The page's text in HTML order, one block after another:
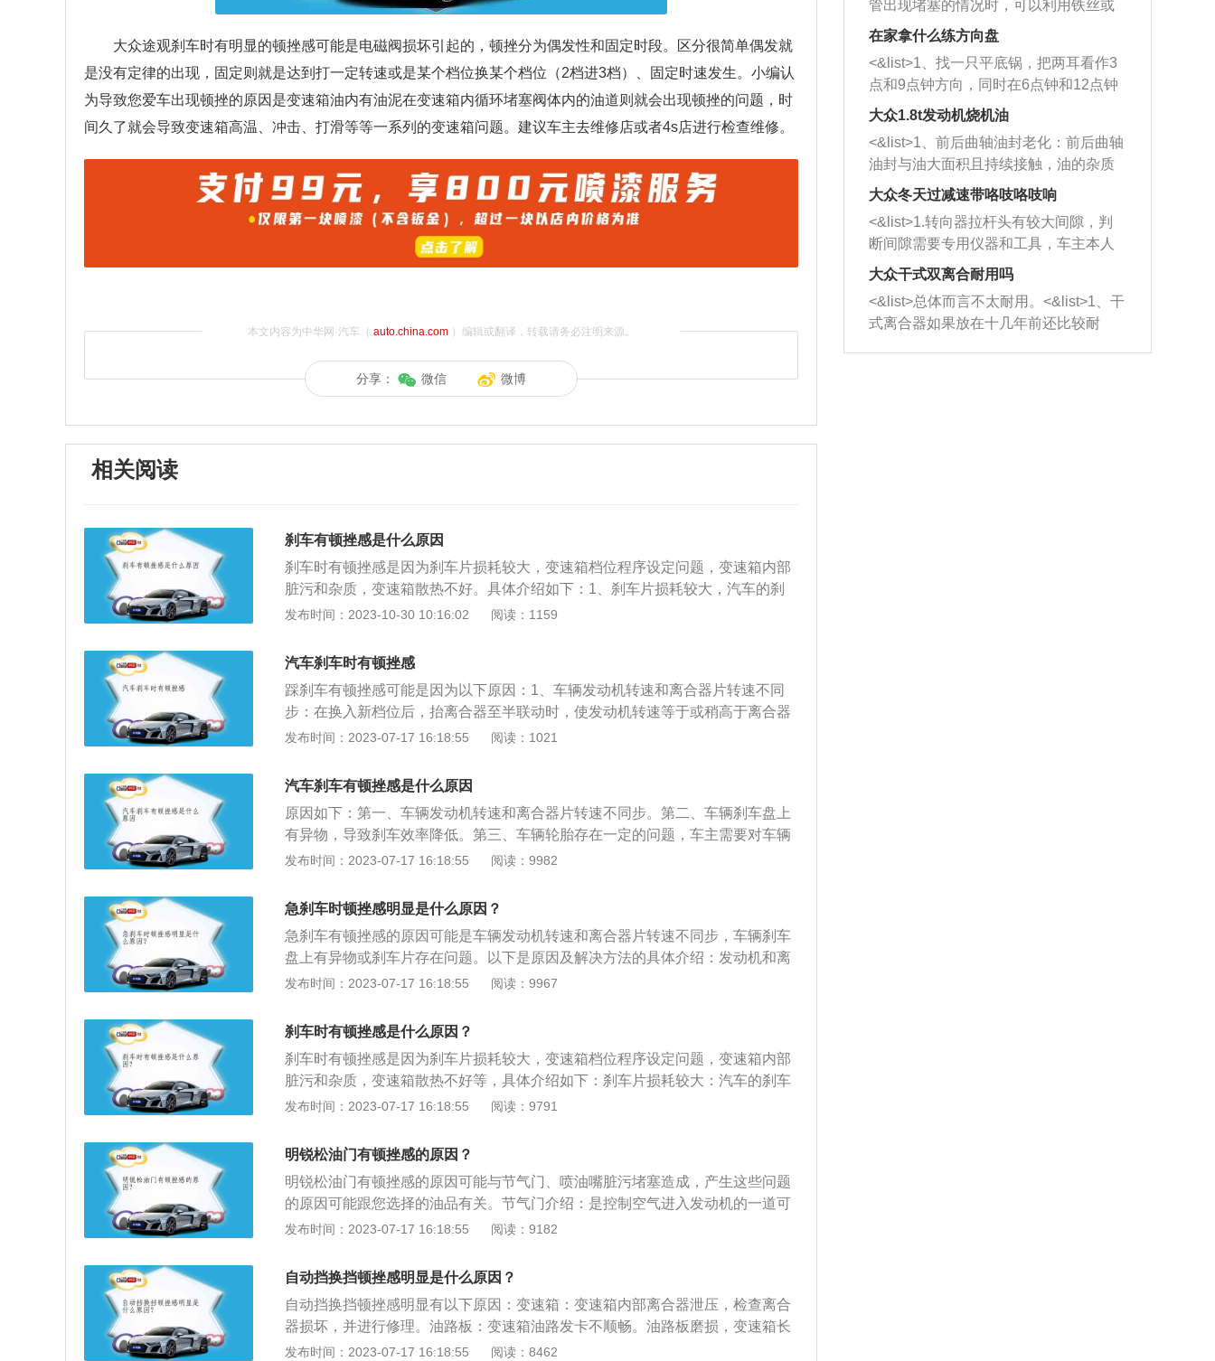
大众途观刹车时有明显的顿挫感可能是电磁阀损坏引起的，顿挫分为偶发性和固定时段。区分很简单偶发就
是没有定律的出现，固定则就是达到打一定转速或是某个档位换某个档位（2档进3档）、固定时速发生。小编认
为导致您爱车出现顿挫的原因是变速箱油内有油泥在变速箱内循环堵塞阀体内的油道则就会出现顿挫的问题，时
间久了就会导致变速箱高温、冲击、打滑等等一系列的变速箱问题。建议车主去维修店或者4s店进行检查维修。
本文内容为中华网·汽车（ auto.china.com）编辑或翻译，转载请务必注明来源。
分享： 微信 微博
相关阅读
刹车有顿挫感是什么原因
刹车时有顿挫感是因为刹车片损耗较大，变速箱档位程序设定问题，变速箱内部
脏污和杂质，变速箱散热不好。具体介绍如下：1、刹车片损耗较大，汽车的刹
车片损耗较大或者老化的导致刹车时有顿挫感；解决办法：应及时更换刹车片。
的错误，一般情况下需要设定一下程序；解决办法：需要重新编程设置变速箱电
脑系统。3、变速箱内部脏污和杂质，内部脏污或杂质导致不能对变速箱油压进
行有效调节，从而造成顿挫。解决办法：到修理厂找专业人员进行清理。4、变
速箱散热不好，导致变速箱出现异常高温，从而影响变速箱油的性能。如果温度
超过120摄氏度，变速箱的橡胶密封材料会变硬，造成变速箱油渗漏，继而影响
的过程中，有很多新手车主都喜欢急刹，可能是车主对路况的分析没有那么准确
及时，急刹对于驾驶者本人来说没什么太大的感觉，但是对于车内的乘客来说，
那可是极度不适的，要是乘客不注意的话产生生命危险也是非常可能的。不过对
得车子能够很好的减速下来，从物理学的角度来说，车子是在做匀减速运动的。
是呈舒张状态的，所以就形成了前低后高的点头状态。
发布时间：2023-10-30 10:16:02 阅读：1159
汽车刹车时有顿挫感
踩刹车有顿挫感可能是因为以下原因：1、车辆发动机转速和离合器片转速不同
步：在换入新档位后，抬离合器至半联动时，使发动机转速等于或稍高于离合器
片转速，这样就可以防止换挡时顿挫了。2、车辆刹车盘上有异物导致刹车效率
则不仅会造成刹车顿挫，还会让车辆的安全性降低很多。3、车辆轮胎存在一定
的问题，车主需要对车辆进行四轮定位。4、减震器损坏。如果减震器有损害这
一种问题，同样容易在刹车时有顿挫感，需要及时的更换。5、车辆长时间行
驶。车辆在长时间行驶的时候，肯定制动的次数也会有所增加，在制动次数过长
以后就容易使刹车盘温度过高，在有急刹车或者过激刹车等情况的时候，很容易
驶，红绿灯比较多，刹车次数比较多的时候。6、刹车系统断电开关接触不良。
如果有这一种问题的话，同样会造成刹车时有顿挫感，要及时的到维修点进行检
查和维修。
发布时间：2023-07-17 16:18:55 阅读：1021
汽车刹车有顿挫感是什么原因
原因如下：第一、车辆发动机转速和离合器片转速不同步。第二、车辆刹车盘上
有异物，导致刹车效率降低。第三、车辆轮胎存在一定的问题，车主需要对车辆
进行四轮定位。刹车时的顿挫感一般来自于车辆的刹车系统。现代车辆往往使用
很强的吸水性。所以相对来说，车主需要注意刹车油本身的情况。特别是在雨雪
天气行驶之后。其次就是检查刹车盘上是否存在异物，如果发现异物，应该立刻
清除，否则不仅会造成刹车顿挫，还会让车辆的安全性降低很多。最后如果车主
使用的是手动挡，那么很有可能是此时车辆发动机转速和离合器片转速不同。解
决方法就是同时踩下离合和刹车。下列为关于刹车的更多信息：1、刹车系统主
片，刹车盘。2、abs系统：大部分汽车上基本都有abs系统，这是防抱死制动系
统。在紧急制动时，假如车轮有抱死现象，那是十分危险的情况。假如车轮抱死
了，那汽车会有打滑失控现象，此时司机既不可以调节汽车的驾驶轨迹也不一定
子车轮就不会抱死了，司机能让汽车减速，还能调节汽车驾驶轨迹躲避障碍物。
限：一般车辆的刹车盘刹车片更换极限是，刹车盘单面磨损下去3MM必须更换，
刹车片剩余3MM必须更换。刹车油建议每3年或6万公里更换一次，目的是怕有水
分侵入机油里或机油变质，影响刹车效果。
发布时间：2023-07-17 16:18:55 阅读：9982
急刹车时顿挫感明显是什么原因？
急刹车有顿挫感的原因可能是车辆发动机转速和离合器片转速不同步，车辆刹车
盘上有异物或刹车片存在问题。以下是原因及解决方法的具体介绍：发动机和离
合器片转速不同步：如果车辆是手动挡，在刹车时出现顿挫感，那么极有可能是
车进行刹车动作。车辆刹车盘上有异物：特别是在雨雪天气行驶之后，应及时检
查刹车盘上是否存在异物，如果发现异物，应该立刻清除，否则不仅会造成刹车
顿挫，还会让车辆的安全性降低很多。刹车片存在问题：车主应定期检查和更换
刹车片，可以通过刹车片的磨损情况来判断是否需要更换，当刹车片厚度已经仅
剩原先1/3厚度(约0.5cm)左右时，代表需要准备更换。
发布时间：2023-07-17 16:18:55 阅读：9967
刹车时有顿挫感是什么原因？
刹车时有顿挫感是因为刹车片损耗较大，变速箱档位程序设定问题，变速箱内部
脏污和杂质，变速箱散热不好等，具体介绍如下：刹车片损耗较大：汽车的刹车
片损耗较大或者老化的导致刹车时有顿挫感，应及时更换刹车片。变速箱档位程
脏污或杂质导致不能对变速箱油压进行有效调节，从而造成顿挫。变速箱散热不
好：导致变速箱出现异常高温，从而影响变速箱油的性能。如果温度超过120摄
氏度，变速箱的橡胶密封材料会变硬，造成变速箱油渗漏，继而影响油压，造成
顿挫。
发布时间：2023-07-17 16:18:55 阅读：9791
明锐松油门有顿挫感的原因？
明锐松油门有顿挫感的原因可能与节气门、喷油嘴脏污堵塞造成，产生这些问题
的原因可能跟您选择的油品有关。节气门介绍：是控制空气进入发动机的一道可
控阀门，气体进入进气管后会和汽油混合变成可燃混合气，从而燃烧形成做功。
介绍：作为上汽大众斯柯达品牌的第一款轿车，是与欧洲同步的先进车型，并根
据中国的情况进行了大量的本土化改进，于2007年6月6日在国内成功上市。
发布时间：2023-07-17 16:18:55 阅读：9182
自动挡换挡顿挫感明显是什么原因？
自动挡换挡顿挫感明显有以下原因：变速箱：变速箱内部离合器泄压，检查离合
器损坏，并进行修理。油路板：变速箱油路发卡不顺畅。油路板磨损，变速箱长
期没换，变质，润滑效果下降，变速箱滤网过脏，过滤效果不好，使磨损细物进
发布时间：2023-07-17 16:18:55 阅读：8462
管出现堵塞的情况时，可以利用铁丝或
者是细棍，直接将杂物给取出来，如果
堵塞情况比较严重，也可以采取应急措
施。 <&list>2、直接利用木棍将所有的
杂物推到排气管里面的位置处，然后将
三元催化器拆解开，就可以将堵塞的东
西取出来。但如果是因为积碳过多引起
的堵塞，就需要将三元催化器泡在草酸
洗剂对堵塞的情况得到解决，将清洗剂
放在燃油箱中，与燃油混合后，车辆启
动时，就可以和汽油一起进入到燃烧
室，最后形成废气排出，就可以让三元
催化器得到清洗，排气管堵塞的情况就
能够得到解决。
在家拿什么练方向盘
<&list>1、找一只平底锅，把两耳看作3
点和9点钟方向，同时在6点钟和12点钟
方向做一个标记。 <&list>2、双手握住
一圈半的练习，往右同样也要打相同的
圈数。 <&list>3、最后强调要反复练
习，这样就可以形成肌肉记忆，在真实
驾驶车辆时，不需要记忆也能打好方
向。
大众1.8t发动机烧机油
<&list>1、前后曲轴油封老化：前后曲轴
油封与油大面积且持续接触，油的杂质
和发动机内持续温度变化使其密封效果
逐渐减弱，导致渗油或漏油。<&list>2、
活塞间隙过大：积碳会使活塞环与缸体
的间隙扩大，导致机油流入燃烧室中，
造成烧机油。<&list>3、机油粘度。使用
机油粘度过小的话，同样会有烧机油现
象，机油粘度过小具有很好的流动性，
大众冬天过减速带咯吱咯吱响
<&list>1.转向器拉杆头有较大间隙，判
断间隙需要专用仪器和工具，车主本人
无法制作，需要将车辆送到修理厂或4s
店；<&list>2.车辆半轴套管防尘罩破
裂，破裂后会出现漏油现象，使半轴磨
损严重，磨损的半轴容易损坏，产生异
响；<&list>3.稳定器的转向胶套和球头
大众干式双离合耐用吗
<&list>总体而言不太耐用。<&list>1、干
式离合器如果放在十几年前还比较耐